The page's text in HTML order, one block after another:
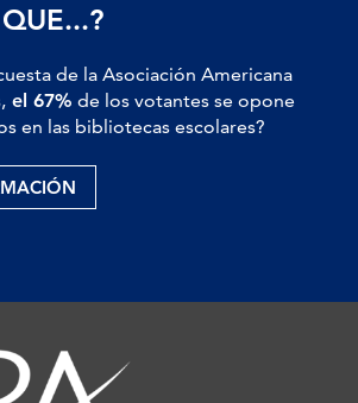
de la Asociación Americana
el 67% de los votantes se opone
en las bibliotecas escolares?